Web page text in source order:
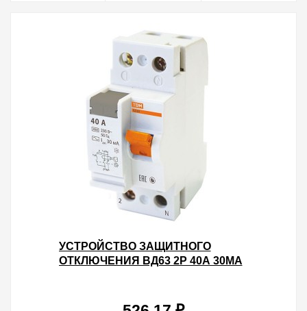
УСТРОЙСТВО ЗАЩИТНОГО
ОТКЛЮЧЕНИЯ ВД63 2Р 40А 30МА